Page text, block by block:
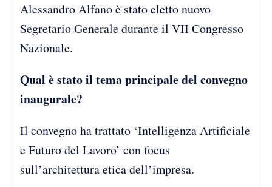
Alessandro Alfano è stato eletto nuovo
Segretario Generale durante il VII Congresso
Nazionale.
Qual è stato il tema principale del convegno
inaugurale?
Il convegno ha trattato ‘Intelligenza Artificiale
e Futuro del Lavoro’ con focus
sull’architettura etica dell’impresa.